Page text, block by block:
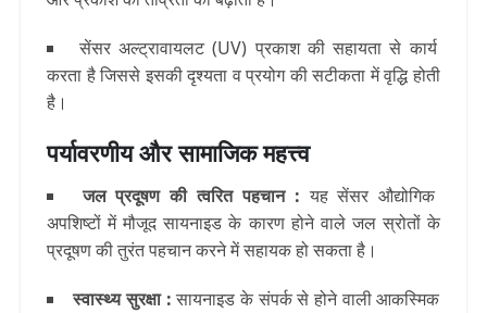
सेंसर अल्ट्रावायलट (UV) प्रकाश की सहायता से कार्य
करता है जिससे इसकी दृश्यता व प्रयोग की सटीकता में वृद्धि होती
है।
पर्यावरणीय और सामाजिक महत्त्व
जल प्रदूषण की त्वरित पहचान : यह सेंसर औद्योगिक
अपशिष्टों में मौजूद सायनाइड के कारण होने वाले जल स्रोतों के
प्रदूषण की तुरंत पहचान करने में सहायक हो सकता है।
स्वास्थ्य सुरक्षा : सायनाइड के संपर्क से होने वाली आकस्मिक